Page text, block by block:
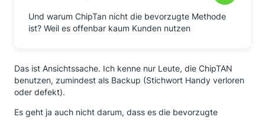
Der langen Rede kurzer Sinn:
Ja, die DKB unterstützt ChipTAN, aber man versucht
Und warum ChipTan nicht die bevorzugte Methode
ist? Weil es offenbar kaum Kunden nutzen
Das ist Ansichtssache. Ich kenne nur Leute, die ChipTAN
benutzen, zumindest als Backup (Stichwort Handy verloren
oder defekt).
Es geht ja auch nicht darum, dass es die bevorzugte